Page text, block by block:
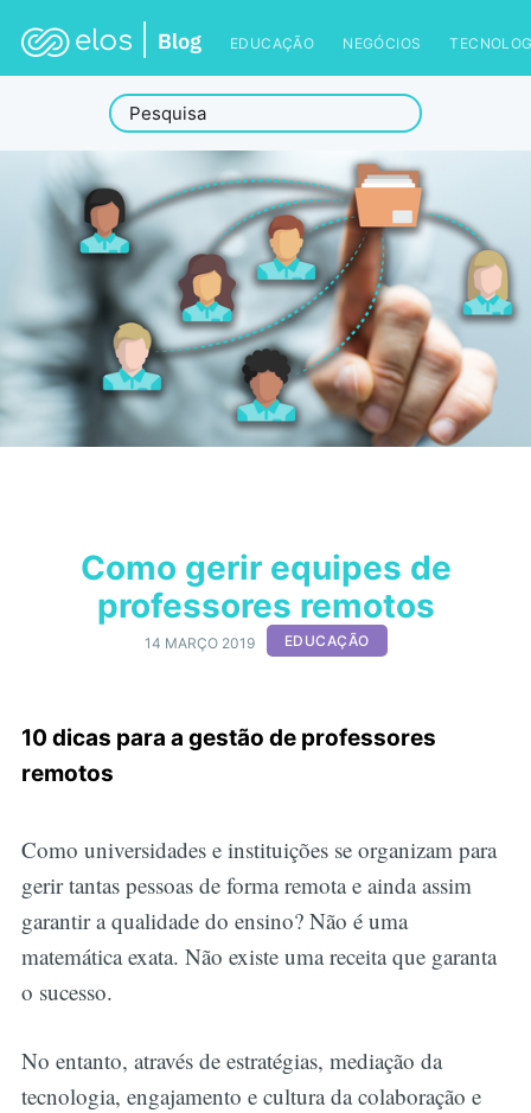
EDUCAÇÃO NEGÓCIOS
Como gerir equipes de
professores remotos
14 MARÇO 2019 EDUCAÇÃO
10 dicas para a gestão de professores
remotos
Como universidades e instituições se organizam para
gerir tantas pessoas de forma remota e ainda assim
garantir a qualidade do ensino? Não é uma
matemática exata. Não existe uma receita que garanta
o sucesso.
No entanto, através de estratégias, mediação da
tecnologia, engajamento e cultura da colaboração e